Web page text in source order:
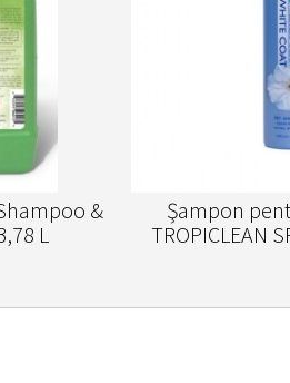
&
L
Şampon
TROPICLEAN